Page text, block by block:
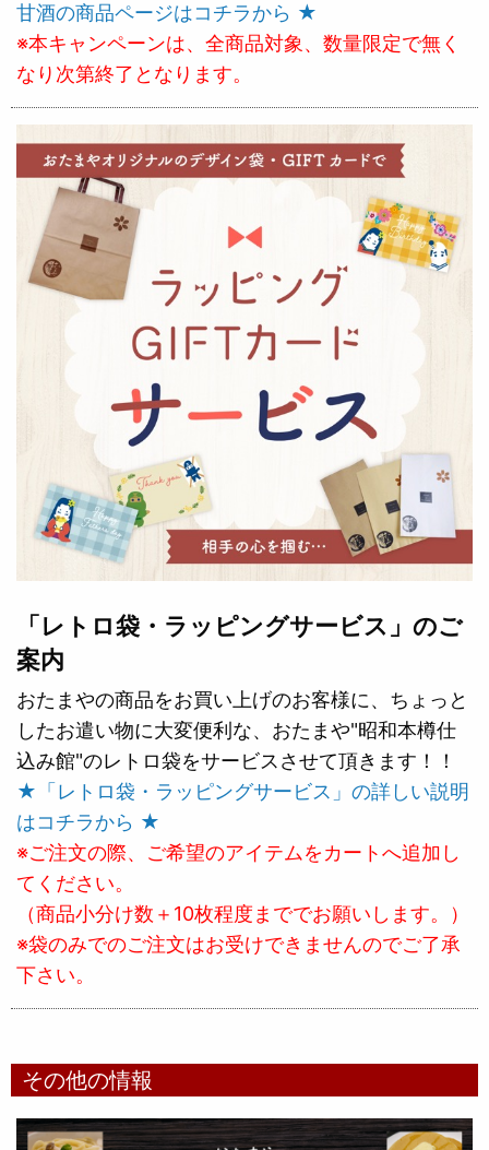
甘酒の商品ページはコチラから ★
※本キャンペーンは、全商品対象、数量限定で無く
なり次第終了となります。
「レトロ袋・ラッピングサービス」のご
案内
おたまやの商品をお買い上げのお客様に、ちょっと
したお遣い物に大変便利な、おたまや"昭和本樽仕
込み館"のレトロ袋をサービスさせて頂きます！！
★「レトロ袋・ラッピングサービス」の詳しい説明
はコチラから ★
※ご注文の際、ご希望のアイテムをカートへ追加し
てください。
（商品小分け数＋10枚程度まででお願いします。）
※袋のみでのご注文はお受けできませんのでご了承
下さい。
その他の情報